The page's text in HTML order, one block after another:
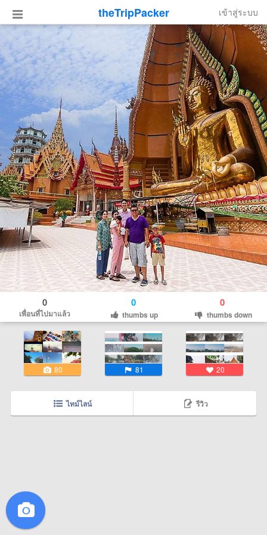
theTripPacker เข้าสู่ระบบ
0
เพื่อนที่ไปมาแล้ว
0
thumbs up
0
thumbs down
80 81 20
ไทม์ไลน์ รีวิว